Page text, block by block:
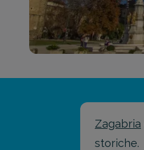
Zagabria
storiche.